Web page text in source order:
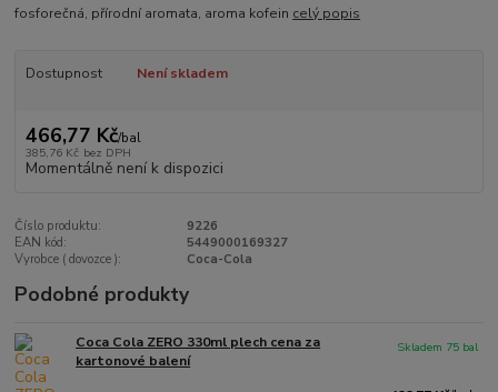
fosforečná, přírodní aromata, aroma kofein celý popis
Dostupnost Není skladem
466,77 Kč/bal
385,76 Kč bez DPH
Momentálně není k dispozici
Číslo produktu:
9226
EAN kód:
5449000169327
Vyrobce ( dovozce ):
Coca-Cola
Podobné produkty
Coca Cola ZERO 330ml plech cena za
kartonové balení
Skladem 75 bal